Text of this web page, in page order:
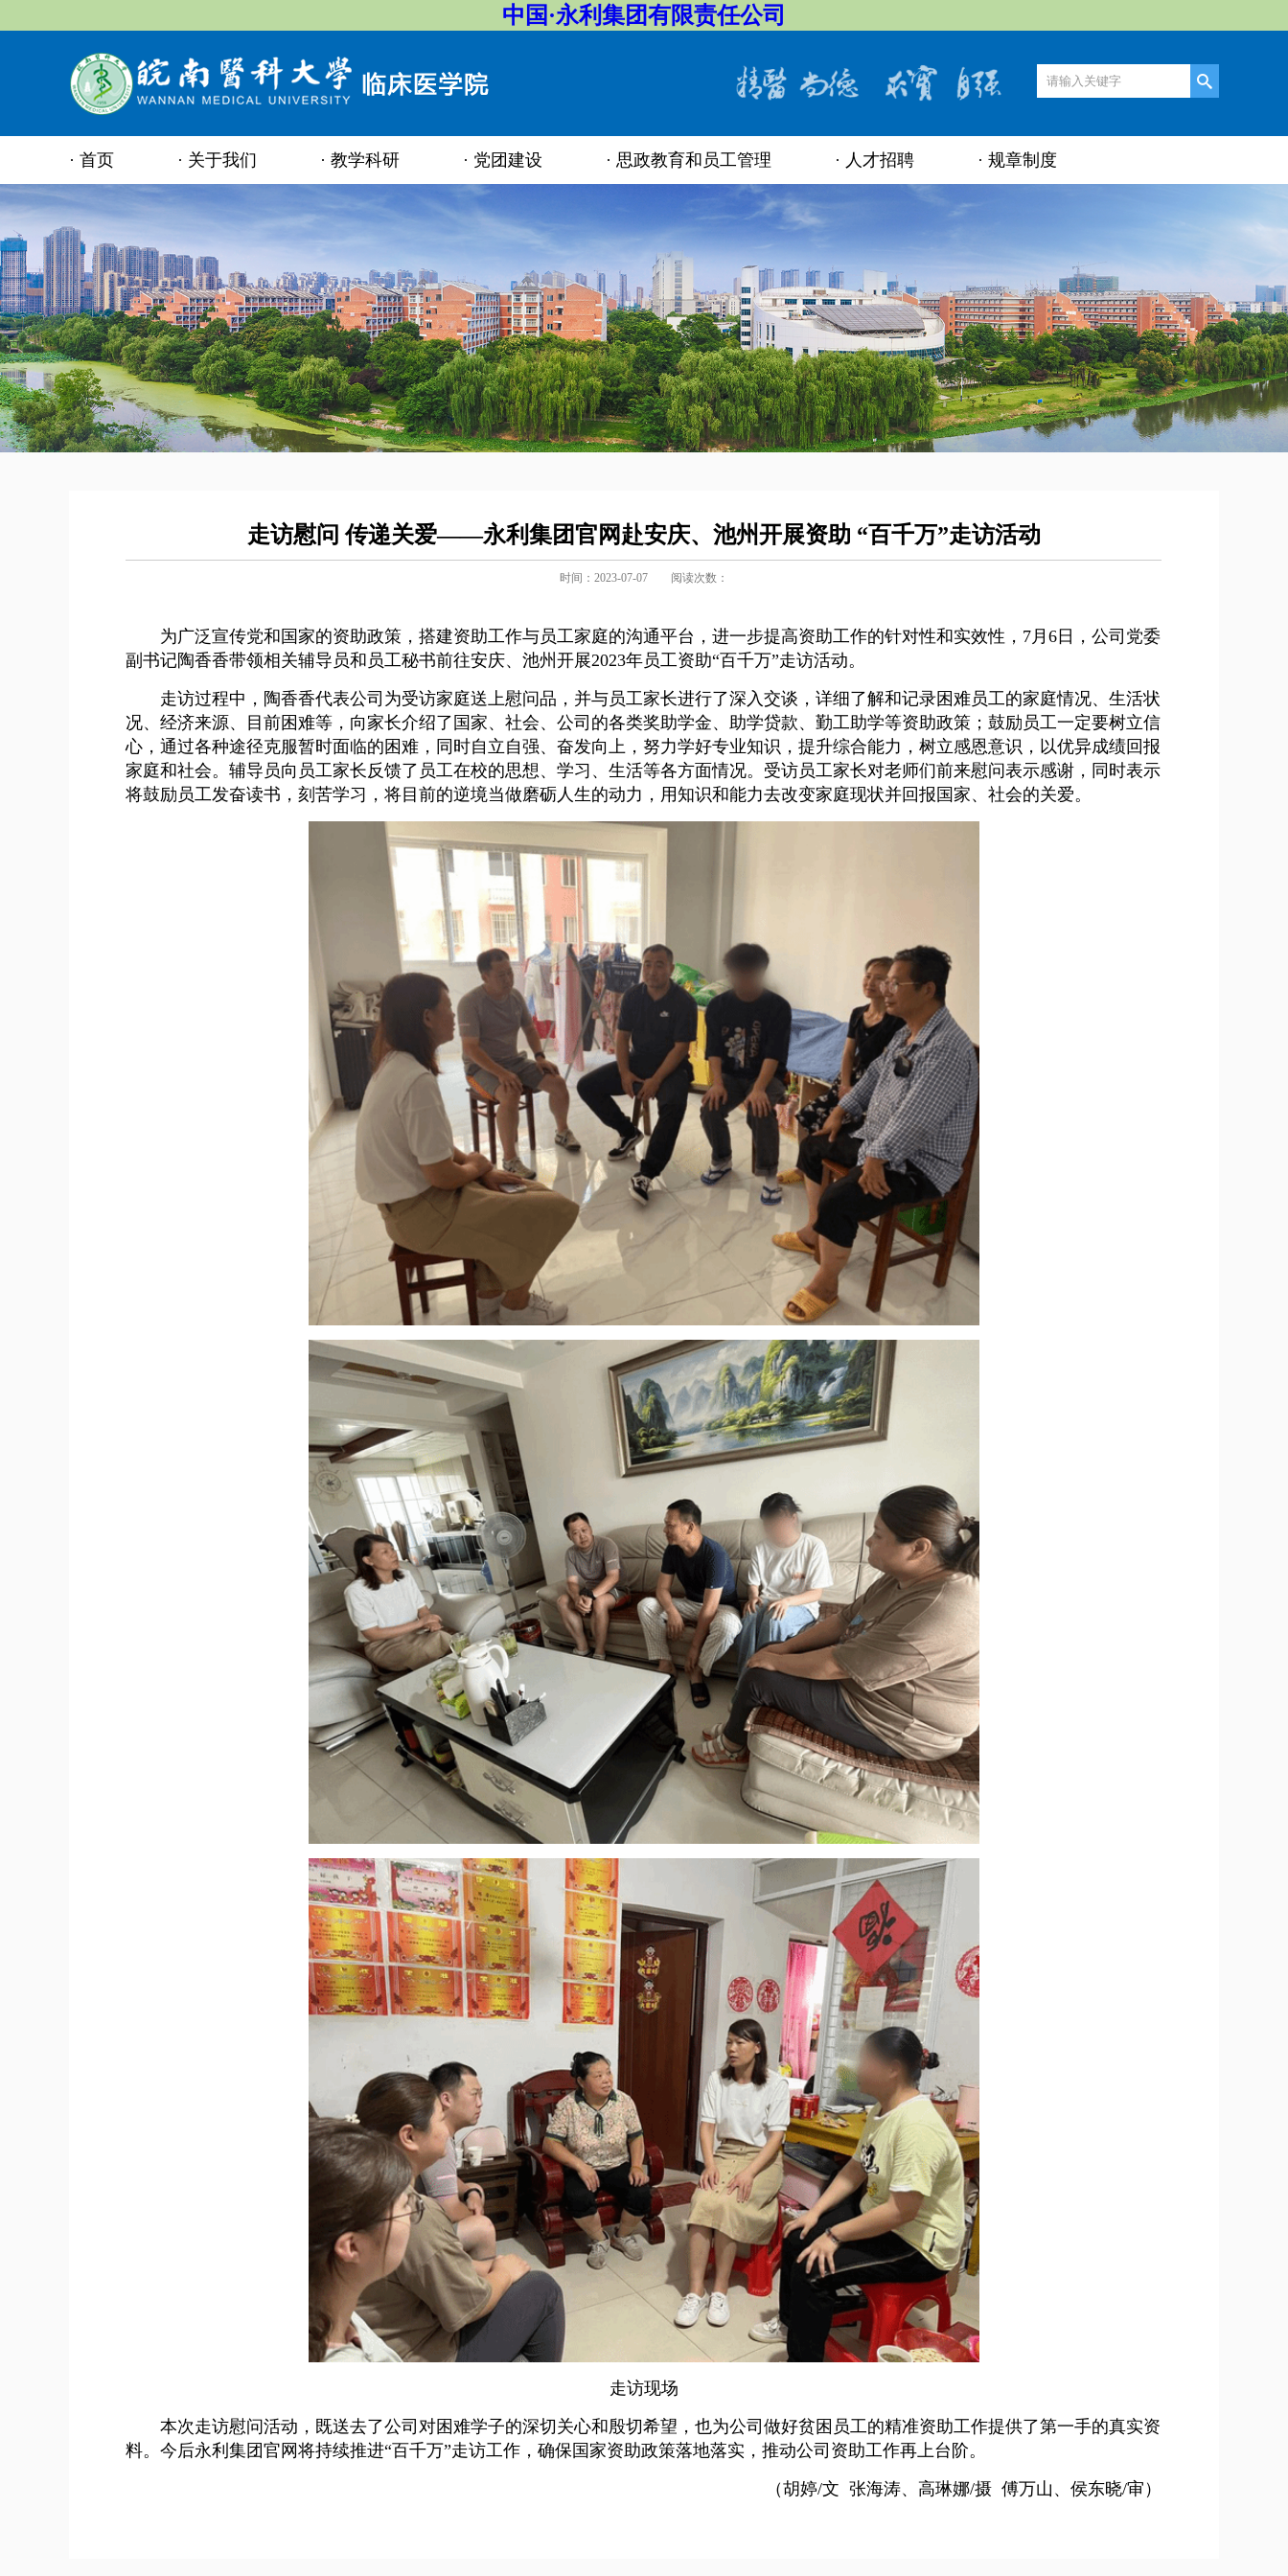
中国·永利集团有限责任公司
首页 关于我们 教学科研 党团建设 思政教育和员工管理 人才招聘 规章制度
走访慰问 传递关爱——永利集团官网赴安庆、池州开展资助 “百千万”走访活动
时间：2023-07-07 阅读次数：
为广泛宣传党和国家的资助政策，搭建资助工作与员工家庭的沟通平台，进一步提高资助工作的针对性和实效性，7月6日，公司党委
副书记陶香香带领相关辅导员和员工秘书前往安庆、池州开展2023年员工资助“百千万”走访活动。
走访过程中，陶香香代表公司为受访家庭送上慰问品，并与员工家长进行了深入交谈，详细了解和记录困难员工的家庭情况、生活状
况、经济来源、目前困难等，向家长介绍了国家、社会、公司的各类奖助学金、助学贷款、勤工助学等资助政策；鼓励员工一定要树立信
心，通过各种途径克服暂时面临的困难，同时自立自强、奋发向上，努力学好专业知识，提升综合能力，树立感恩意识，以优异成绩回报
家庭和社会。辅导员向员工家长反馈了员工在校的思想、学习、生活等各方面情况。受访员工家长对老师们前来慰问表示感谢，同时表示
将鼓励员工发奋读书，刻苦学习，将目前的逆境当做磨砺人生的动力，用知识和能力去改变家庭现状并回报国家、社会的关爱。
走访现场
本次走访慰问活动，既送去了公司对困难学子的深切关心和殷切希望，也为公司做好贫困员工的精准资助工作提供了第一手的真实资
料。今后永利集团官网将持续推进“百千万”走访工作，确保国家资助政策落地落实，推动公司资助工作再上台阶。
（胡婷/文 张海涛、高琳娜/摄 傅万山、侯东晓/审）